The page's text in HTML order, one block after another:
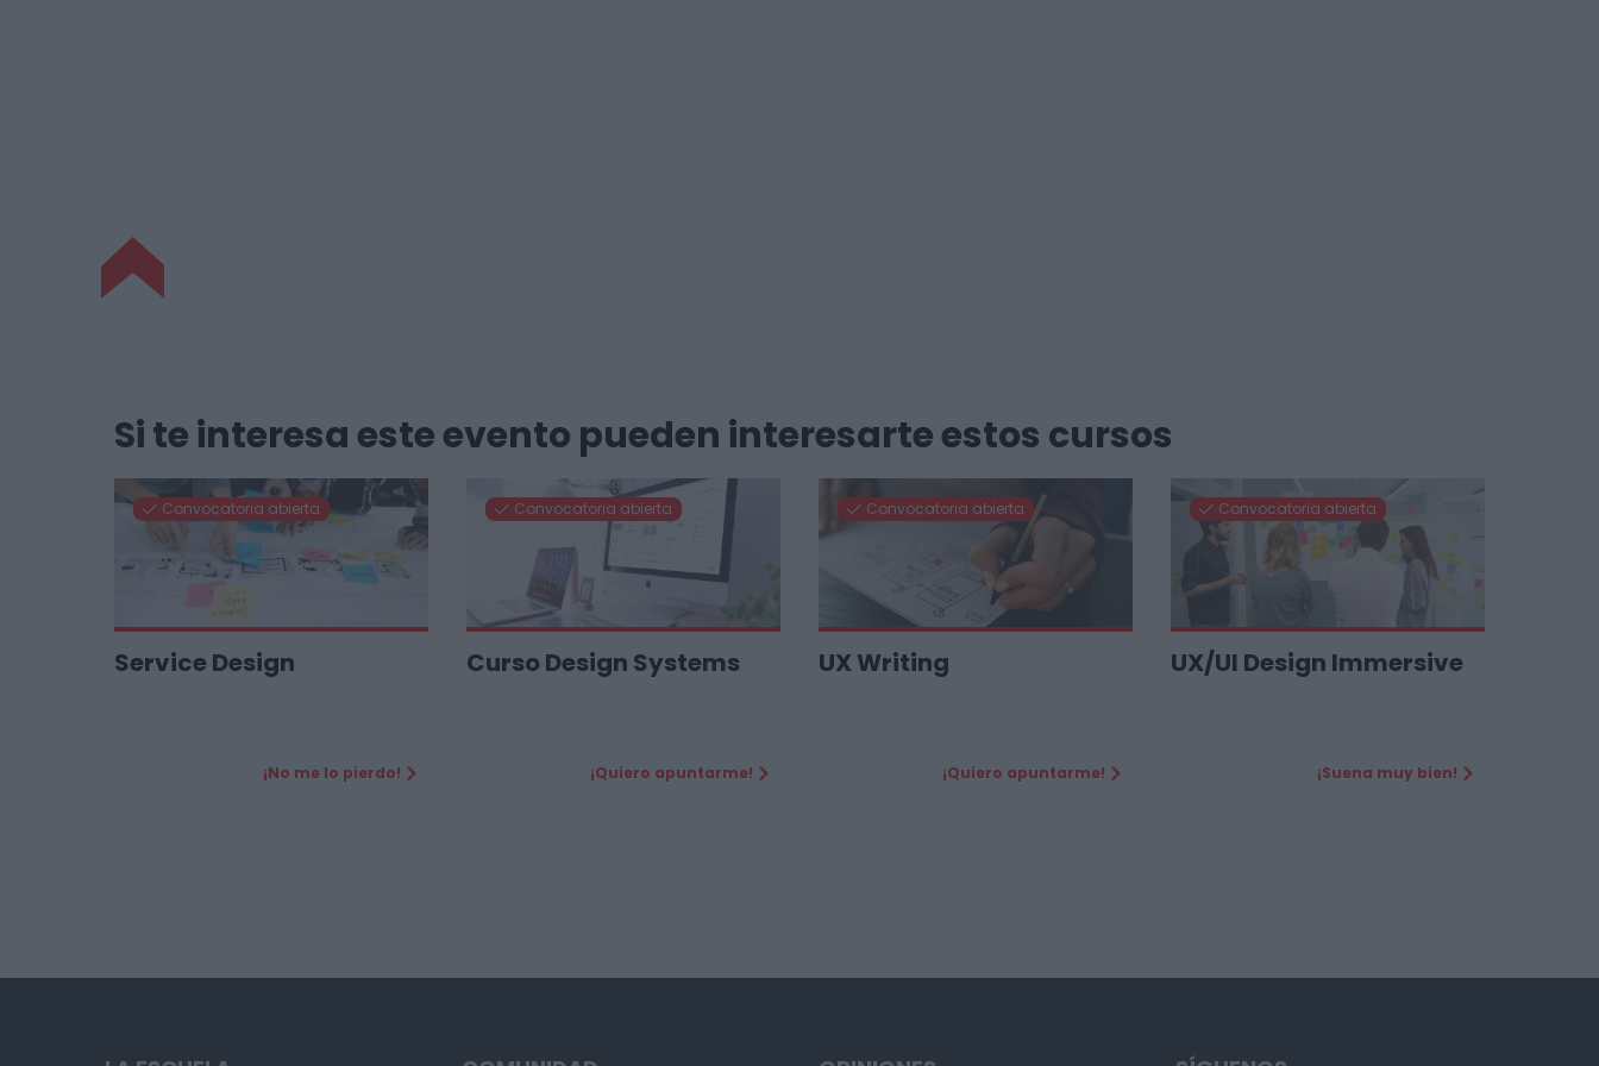
Si te interesa este evento pueden interesarte estos cursos
Convocatoria abierta
Service Design
¡No me lo pierdo!
Convocatoria abierta
Curso Design Systems
¡Quiero apuntarme!
Convocatoria abierta
UX Writing
¡Quiero apuntarme!
Convocatoria abierta
UX/UI Design Immersive
¡Suena muy bien!